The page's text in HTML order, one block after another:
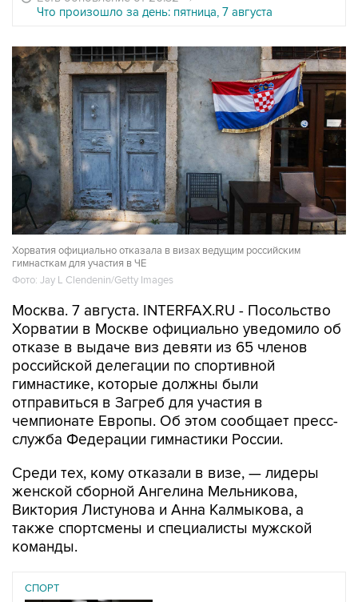
Что произошло за день: пятница, 7 августа
Хорватия официально отказала в визах ведущим российским
гимнасткам для участия в ЧЕ
Фото: Jay L Clendenin/Getty Images
Москва. 7 августа. INTERFAX.RU - Посольство
Хорватии в Москве официально уведомило об
отказе в выдаче виз девяти из 65 членов
российской делегации по спортивной
гимнастике, которые должны были
отправиться в Загреб для участия в
чемпионате Европы. Об этом сообщает пресс-
служба Федерации гимнастики России.
Среди тех, кому отказали в визе, — лидеры
женской сборной Ангелина Мельникова,
Виктория Листунова и Анна Калмыкова, а
также спортсмены и специалисты мужской
команды.
СПОРТ